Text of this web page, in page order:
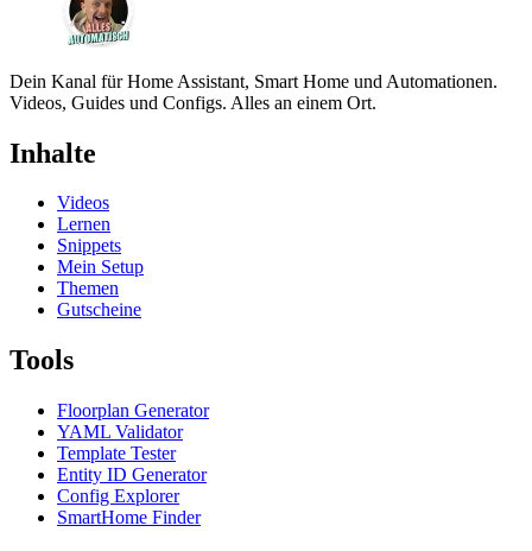
Dein Kanal für Home Assistant, Smart Home und Automationen.
Videos, Guides und Configs. Alles an einem Ort.
Inhalte
Videos
Lernen
Snippets
Mein Setup
Themen
Gutscheine
Tools
Floorplan Generator
YAML Validator
Template Tester
Entity ID Generator
Config Explorer
SmartHome Finder